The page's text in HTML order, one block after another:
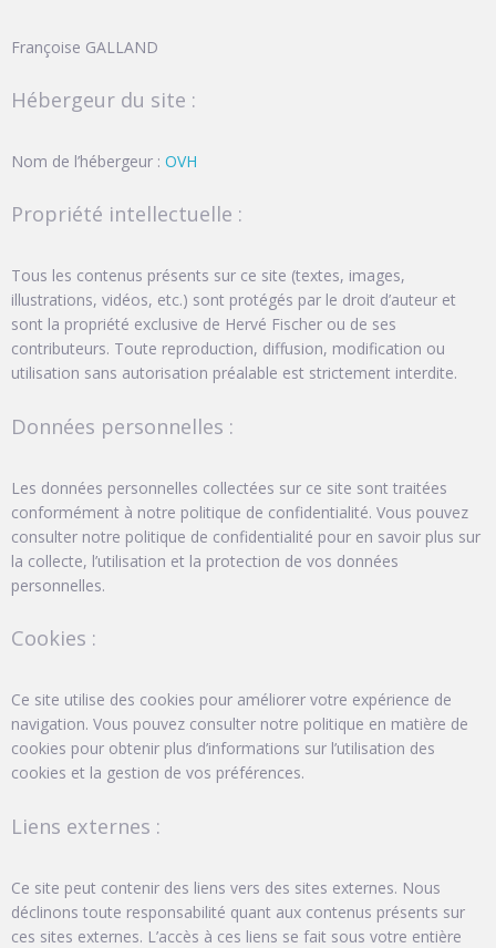
Françoise GALLAND
Hébergeur du site :
Nom de l’hébergeur : OVH
Propriété intellectuelle :
Tous les contenus présents sur ce site (textes, images,
illustrations, vidéos, etc.) sont protégés par le droit d’auteur et
sont la propriété exclusive de Hervé Fischer ou de ses
contributeurs. Toute reproduction, diffusion, modification ou
utilisation sans autorisation préalable est strictement interdite.
Données personnelles :
Les données personnelles collectées sur ce site sont traitées
conformément à notre politique de confidentialité. Vous pouvez
consulter notre politique de confidentialité pour en savoir plus sur
la collecte, l’utilisation et la protection de vos données
personnelles.
Cookies :
Ce site utilise des cookies pour améliorer votre expérience de
navigation. Vous pouvez consulter notre politique en matière de
cookies pour obtenir plus d’informations sur l’utilisation des
cookies et la gestion de vos préférences.
Liens externes :
Ce site peut contenir des liens vers des sites externes. Nous
déclinons toute responsabilité quant aux contenus présents sur
ces sites externes. L’accès à ces liens se fait sous votre entière